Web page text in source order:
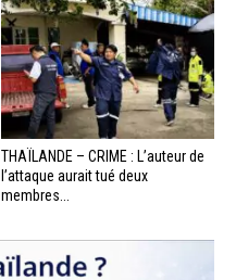
THAÏLANDE – CRIME : L’auteur de
l’attaque aurait tué deux
membres...